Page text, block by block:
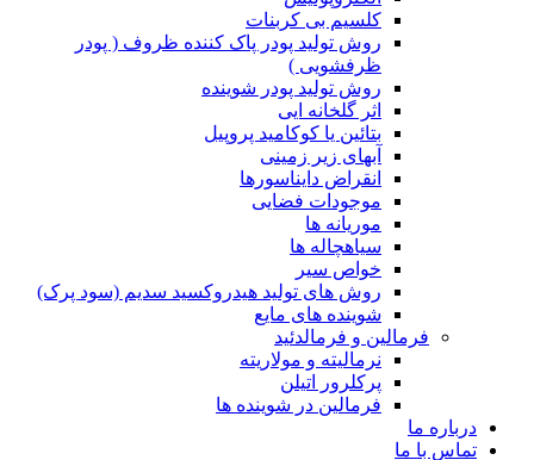
کلسیم بی کربنات
روش تولید پودر پاک کننده ظروف ( پودر
ظرفشویی )
روش تولید پودر شوینده
اثر گلخانه ایی
بتائین یا کوکامید پروپیل
آبهای زیر زمینی
انقراض دایناسورها
موجودات فضایی
موریانه ها
سیاهچاله ها
خواص سیر
روش های تولید هیدروکسید سدیم (سود پرک)
شوینده های مایع
فرمالین و فرمالدئید
نرمالیته و مولاریته
پرکلرور اتیلن
فرمالین در شوینده ها
درباره ما
تماس با ما